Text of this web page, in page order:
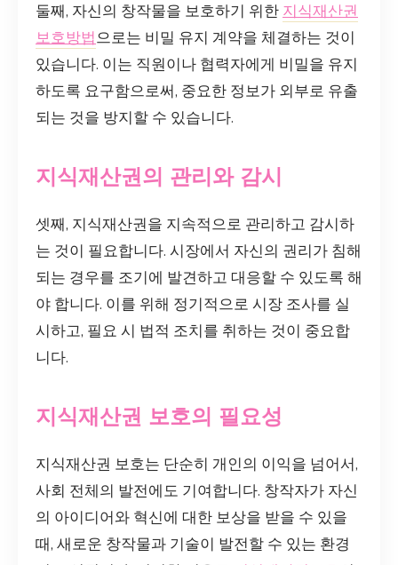
둘째, 자신의 창작물을 보호하기 위한 지식재산권
보호방법으로는 비밀 유지 계약을 체결하는 것이
있습니다. 이는 직원이나 협력자에게 비밀을 유지
하도록 요구함으로써, 중요한 정보가 외부로 유출
되는 것을 방지할 수 있습니다.
지식재산권의 관리와 감시
셋째, 지식재산권을 지속적으로 관리하고 감시하
는 것이 필요합니다. 시장에서 자신의 권리가 침해
되는 경우를 조기에 발견하고 대응할 수 있도록 해
야 합니다. 이를 위해 정기적으로 시장 조사를 실
시하고, 필요 시 법적 조치를 취하는 것이 중요합
니다.
지식재산권 보호의 필요성
지식재산권 보호는 단순히 개인의 이익을 넘어서,
사회 전체의 발전에도 기여합니다. 창작자가 자신
의 아이디어와 혁신에 대한 보상을 받을 수 있을
때, 새로운 창작물과 기술이 발전할 수 있는 환경